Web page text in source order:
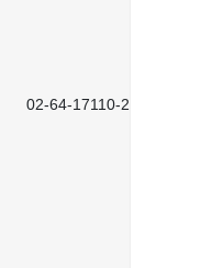
02-64-17110-2504